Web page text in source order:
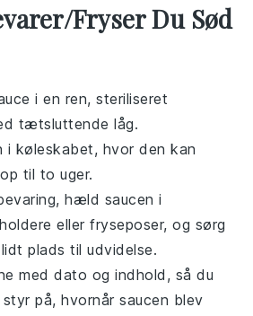
Fryser Du Sød
i en ren, steriliseret
tætsluttende låg.
i køleskabet, hvor den kan
til to uger.
hæld saucen i
eller fryseposer, og sørg
plads til udvidelse.
med dato og indhold, så du
styr på, hvornårsaucen blev